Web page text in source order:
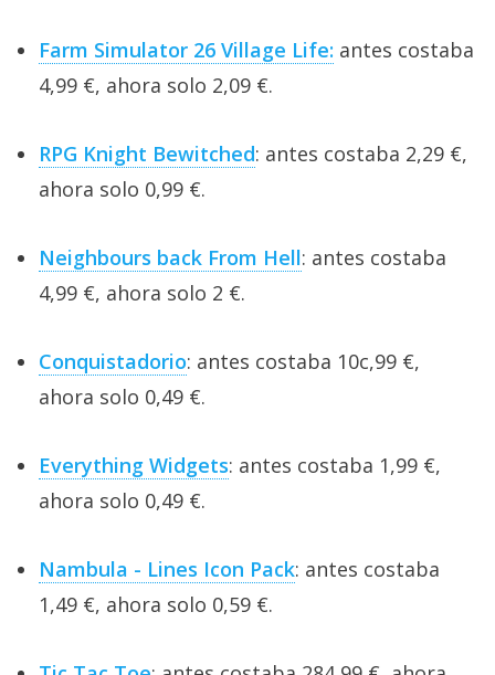
Farm Simulator 26 Village Life: antes costaba
4,99 €, ahora solo 2,09 €.
RPG Knight Bewitched: antes costaba 2,29 €,
ahora solo 0,99 €.
Neighbours back From Hell: antes costaba
4,99 €, ahora solo 2 €.
Conquistadorio: antes costaba 10c,99 €,
ahora solo 0,49 €.
Everything Widgets: antes costaba 1,99 €,
ahora solo 0,49 €.
Nambula - Lines Icon Pack: antes costaba
1,49 €, ahora solo 0,59 €.